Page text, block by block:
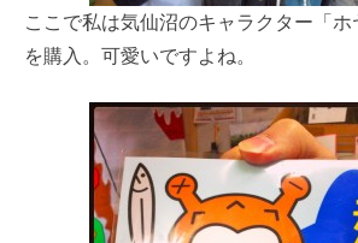
ここで私は気仙沼のキャラクター「
を購入。可愛いですよね。